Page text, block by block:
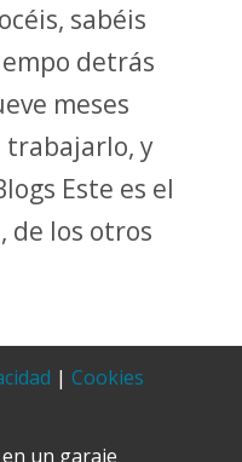
sabéis
detrás
meses
trabajarlo, y
Este es el
de los otros
| Cookies
un garaje